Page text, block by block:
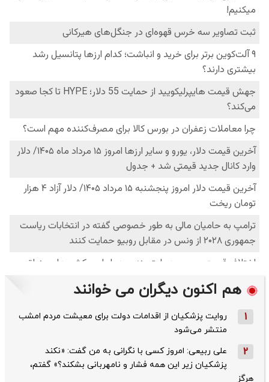
هم اکنون دیگران می خوانند
1
روایت پزشکیان از اقدامات دولت برای معیشت مردم امشب
منتشر می‌شود
2
علی ربیعی: امروز کسی با نگرانی به من گفت: «نکند
پزشکیان زیر این همه فشار و نامهربانی بشکند؟» گفتم،
هرگز